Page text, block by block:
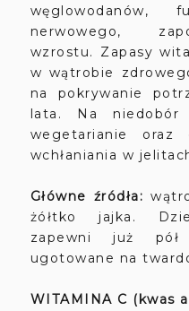
węglowodanów,
nerwowego,
wzrostu. Zapasy
w wątrobie
na pokrywanie
lata. Na niedobór
wegetarianie oraz
wchłaniania w
Główne źródła:
żółtko jajka.
zapewni już
ugotowane na
WITAMINA C (kwas